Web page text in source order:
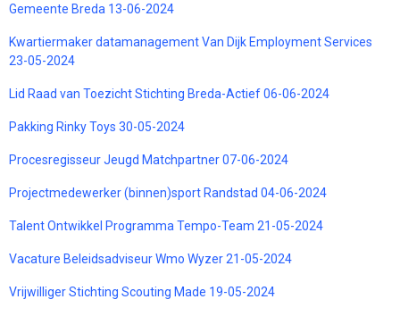
Gemeente Breda 13-06-2024
Kwartiermaker datamanagement Van Dijk Employment Services
23-05-2024
Lid Raad van Toezicht Stichting Breda-Actief 06-06-2024
Pakking Rinky Toys 30-05-2024
Procesregisseur Jeugd Matchpartner 07-06-2024
Projectmedewerker (binnen)sport Randstad 04-06-2024
Talent Ontwikkel Programma Tempo-Team 21-05-2024
Vacature Beleidsadviseur Wmo Wyzer 21-05-2024
Vrijwilliger Stichting Scouting Made 19-05-2024